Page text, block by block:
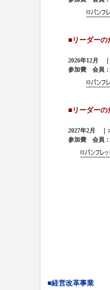
■リーダー
2026年12月
参加費 会員
■リーダー
2027年2月 ｜
参加費 会員
■経営改革事業